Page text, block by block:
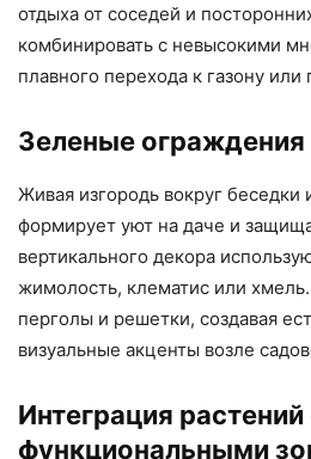
отдыха от соседей и
комбинировать с невысокими
плавного перехода к газону или
Зеленые ограждения
Живая изгородь вокруг беседки
формирует уют на даче и
вертикального декора
жимолость, клематис или
перголы и решетки, создавая
визуальные акценты возле
Интеграция растений
функциональными